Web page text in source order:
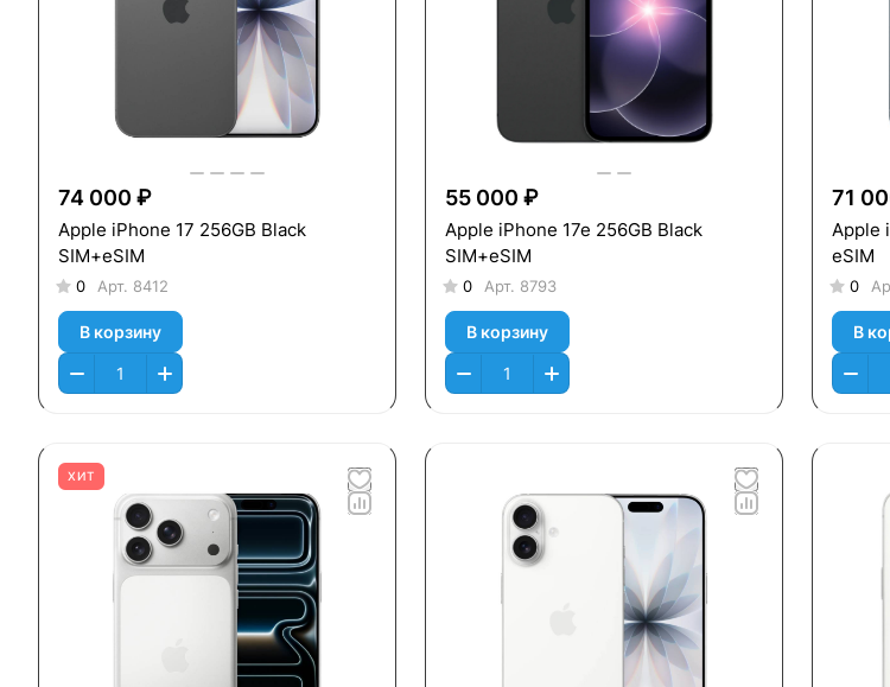
74 000 ₽
Apple iPhone 17 256GB Black
SIM+eSIM
0 Арт. 8412
В корзину
55 000 ₽
Apple iPhone 17e 256GB Black
SIM+eSIM
0 Арт. 8793
В корзину
71
Apple
eSIM
0
В
ХИТ